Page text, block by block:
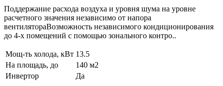
Поддержание расхода воздуха и уровня шума на уровне
расчетного значения независимо от напора
вентилятораВозможность независимого кондиционирования
до 4-х помещений с помощью зонального контро..
Мощ-ть холода, кВт 13.5
На площадь, до
140 м2
Инвертор
Да